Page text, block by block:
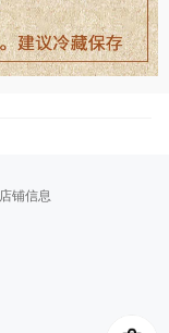
店铺信息